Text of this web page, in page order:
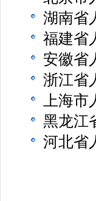
湖南省
福建省
安徽省
浙江省
上海
黑龙江
河北省